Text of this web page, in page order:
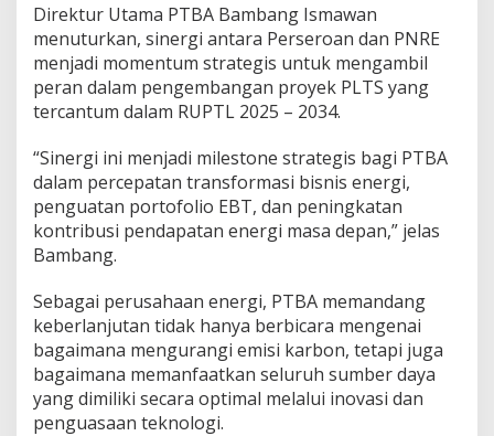
a
s
c
a
t
a
b
a
n
g
Direktur Utama PTBA Bambang Ismawan
menuturkan, sinergi antara Perseroan dan PNRE
menjadi momentum strategis untuk mengambil
peran dalam pengembangan proyek PLTS yang
tercantum dalam RUPTL 2025 – 2034.
“Sinergi ini menjadi milestone strategis bagi PTBA
dalam percepatan transformasi bisnis energi,
penguatan portofolio EBT, dan peningkatan
kontribusi pendapatan energi masa depan,” jelas
Bambang.
Sebagai perusahaan energi, PTBA memandang
keberlanjutan tidak hanya berbicara mengenai
bagaimana mengurangi emisi karbon, tetapi juga
bagaimana memanfaatkan seluruh sumber daya
yang dimiliki secara optimal melalui inovasi dan
penguasaan teknologi.